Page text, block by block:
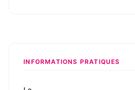
INFORMATIONS PRATIQUES